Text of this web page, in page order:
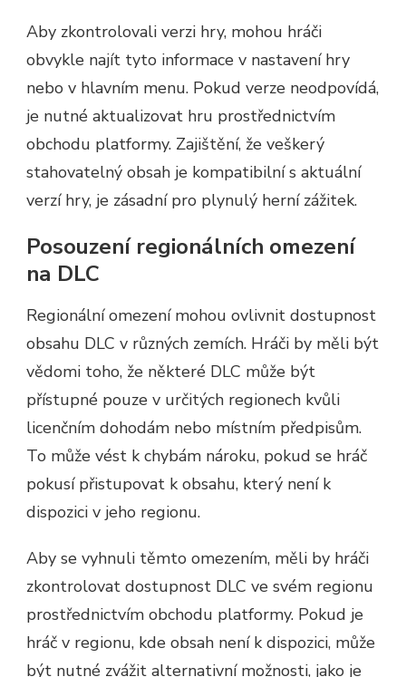
Aby zkontrolovali verzi hry, mohou hráči
obvykle najít tyto informace v nastavení hry
nebo v hlavním menu. Pokud verze neodpovídá,
je nutné aktualizovat hru prostřednictvím
obchodu platformy. Zajištění, že veškerý
stahovatelný obsah je kompatibilní s aktuální
verzí hry, je zásadní pro plynulý herní zážitek.
Posouzení regionálních omezení
na DLC
Regionální omezení mohou ovlivnit dostupnost
obsahu DLC v různých zemích. Hráči by měli být
vědomi toho, že některé DLC může být
přístupné pouze v určitých regionech kvůli
licenčním dohodám nebo místním předpisům.
To může vést k chybám nároku, pokud se hráč
pokusí přistupovat k obsahu, který není k
dispozici v jeho regionu.
Aby se vyhnuli těmto omezením, měli by hráči
zkontrolovat dostupnost DLC ve svém regionu
prostřednictvím obchodu platformy. Pokud je
hráč v regionu, kde obsah není k dispozici, může
být nutné zvážit alternativní možnosti, jako je